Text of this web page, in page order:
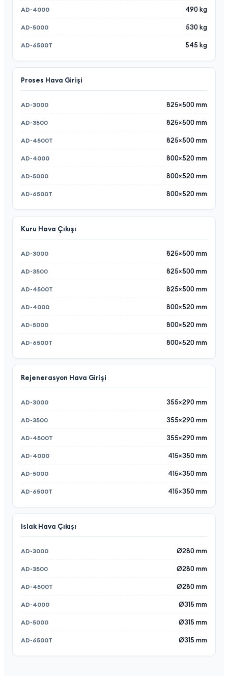
490 kg
530 kg
545 kg
Proses Hava Girişi
825×500 mm
825×500 mm
825×500 mm
800×520 mm
800×520 mm
800×520 mm
Kuru Hava Çıkışı
825×500 mm
825×500 mm
825×500 mm
800×520 mm
800×520 mm
800×520 mm
Rejenerasyon Hava Girişi
355×290 mm
355×290 mm
355×290 mm
415×350 mm
415×350 mm
415×350 mm
Islak Hava Çıkışı
Ø280 mm
Ø280 mm
Ø280 mm
Ø315 mm
Ø315 mm
Ø315 mm